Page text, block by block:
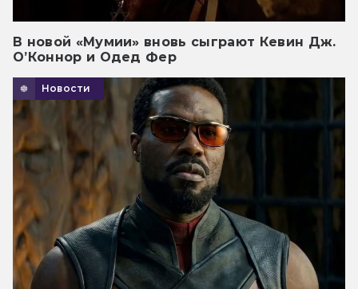
В новой «Мумии» вновь сыграют Кевин Дж.
О’Коннор и Одед Фер
Новости